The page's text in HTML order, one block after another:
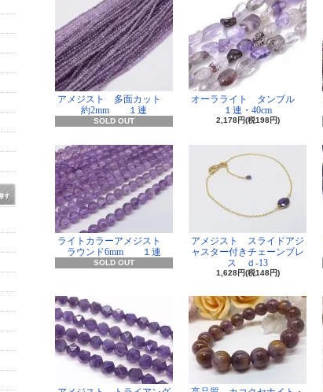
アメジスト 多面カット
約2mm １連
SOLD OUT
オーラライト タンブル
１連・40cm
2,178円(税198円)
ライトカラーアメジスト
ラウンド6mm １連
SOLD OUT
アメジスト スライドアジ
ャスター付きチェーンブレ
ス ｄ-13
1,628円(税148円)